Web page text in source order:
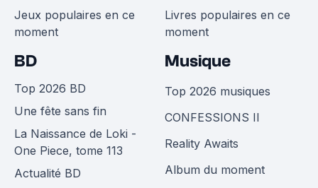
Jeux populaires en ce
moment
Livres populaires en ce
moment
BD
Top 2026 BD
Une fête sans fin
La Naissance de Loki -
One Piece, tome 113
Actualité BD
Musique
Top 2026 musiques
CONFESSIONS II
Reality Awaits
Album du moment